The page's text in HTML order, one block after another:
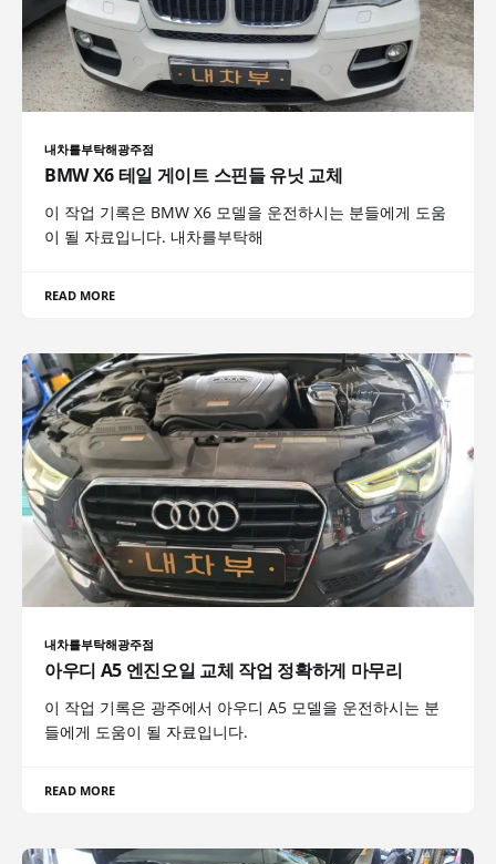
내차를부탁해광주점
BMW X6 테일 게이트 스핀들 유닛 교체
이 작업 기록은 BMW X6 모델을 운전하시는 분들에게 도움
이 될 자료입니다. 내차를부탁해
READ MORE
내차를부탁해광주점
아우디 A5 엔진오일 교체 작업 정확하게 마무리
이 작업 기록은 광주에서 아우디 A5 모델을 운전하시는 분
들에게 도움이 될 자료입니다.
READ MORE